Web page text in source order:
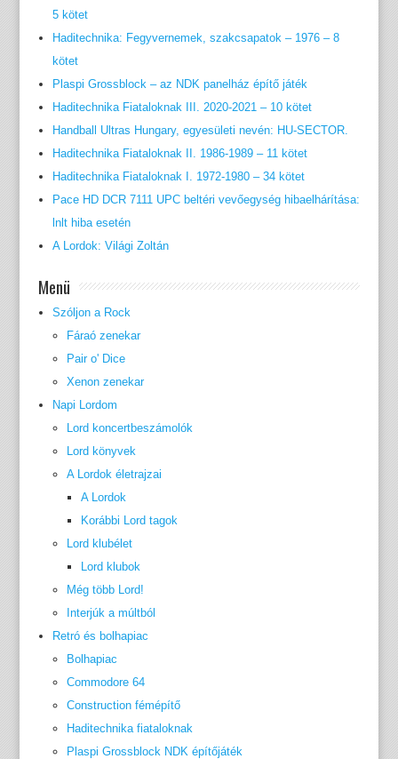
5 kötet
Haditechnika: Fegyvernemek, szakcsapatok – 1976 – 8
kötet
Plaspi Grossblock – az NDK panelház építő játék
Haditechnika Fiataloknak III. 2020-2021 – 10 kötet
Handball Ultras Hungary, egyesületi nevén: HU-SECTOR.
Haditechnika Fiataloknak II. 1986-1989 – 11 kötet
Haditechnika Fiataloknak I. 1972-1980 – 34 kötet
Pace HD DCR 7111 UPC beltéri vevőegység hibaelhárítása:
lnlt hiba esetén
A Lordok: Világi Zoltán
Menü
Szóljon a Rock
Fáraó zenekar
Pair o' Dice
Xenon zenekar
Napi Lordom
Lord koncertbeszámolók
Lord könyvek
A Lordok életrajzai
A Lordok
Korábbi Lord tagok
Lord klubélet
Lord klubok
Még több Lord!
Interjúk a múltból
Retró és bolhapiac
Bolhapiac
Commodore 64
Construction fémépítő
Haditechnika fiataloknak
Plaspi Grossblock NDK építőjáték